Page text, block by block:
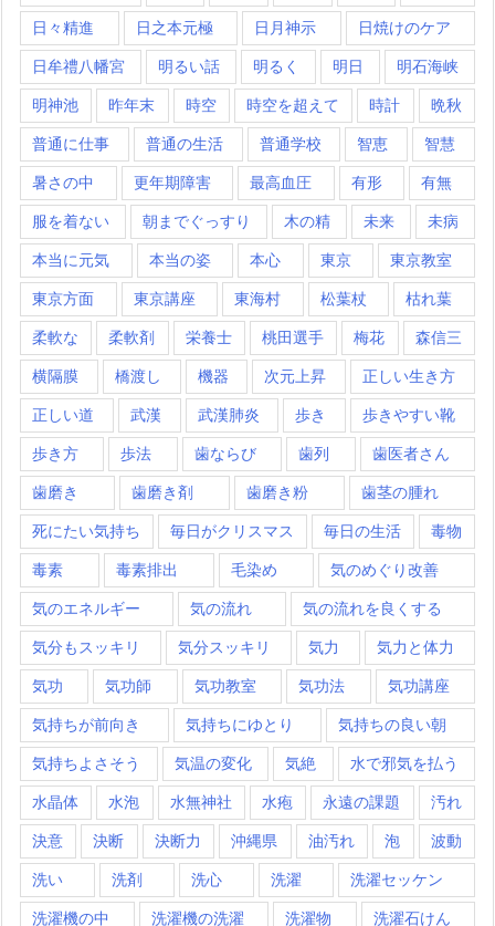
日々精進 日之本元極 日月神示 日焼けのケア
日牟禮八幡宮 明るい話 明るく 明日 明石海峡
明神池 昨年末 時空 時空を超えて 時計 晩秋
普通に仕事 普通の生活 普通学校 智恵 智慧
暑さの中 更年期障害 最高血圧 有形 有無
服を着ない 朝までぐっすり 木の精 未来 未病
本当に元気 本当の姿 本心 東京 東京教室
東京方面 東京講座 東海村 松葉杖 枯れ葉
柔軟な 柔軟剤 栄養士 桃田選手 梅花 森信三
横隔膜 橋渡し 機器 次元上昇 正しい生き方
正しい道 武漢 武漢肺炎 歩き 歩きやすい靴
歩き方 歩法 歯ならび 歯列 歯医者さん
歯磨き 歯磨き剤 歯磨き粉 歯茎の腫れ
死にたい気持ち 毎日がクリスマス 毎日の生活 毒物
毒素 毒素排出 毛染め 気のめぐり改善
気のエネルギー 気の流れ 気の流れを良くする
気分もスッキリ 気分スッキリ 気力 気力と体力
気功 気功師 気功教室 気功法 気功講座
気持ちが前向き 気持ちにゆとり 気持ちの良い朝
気持ちよさそう 気温の変化 気絶 水で邪気を払う
水晶体 水泡 水無神社 水疱 永遠の課題 汚れ
決意 決断 決断力 沖縄県 油汚れ 泡 波動
洗い 洗剤 洗心 洗濯 洗濯セッケン
洗濯機の中 洗濯機の洗濯 洗濯物 洗濯石けん